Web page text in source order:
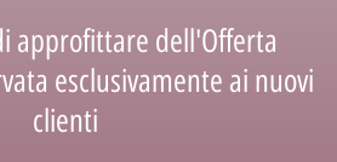
approfittare dell'Offerta
esclusivamente ai nuovi
clienti